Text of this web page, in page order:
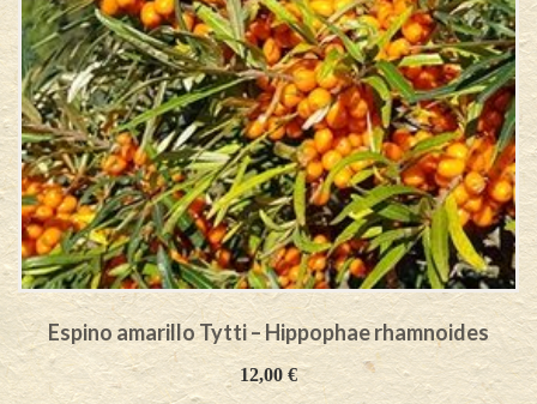
Espino amarillo Tytti – Hippophae rhamnoides
12,00€